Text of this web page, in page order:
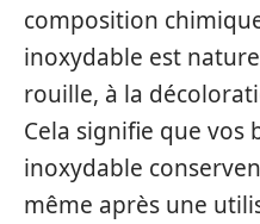
composition
inoxydable est
rouille, à la
Cela signifie que vos
inoxydable
même après une